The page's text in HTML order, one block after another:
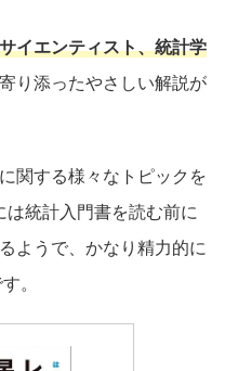
イエンティスト、統計学
り添ったやさしい解説が
関する様々なトピックを
統計入門書を読む前に
ようで、かなり精力的に
。